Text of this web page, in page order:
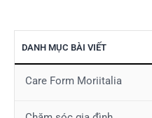
DANH MỤC BÀI VIẾT
Care Form Moriitalia